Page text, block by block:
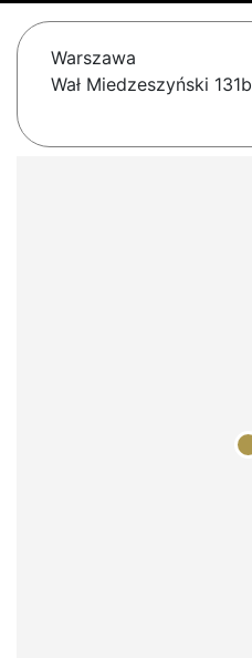
Warszawa
Wał Miedzeszyński 131b